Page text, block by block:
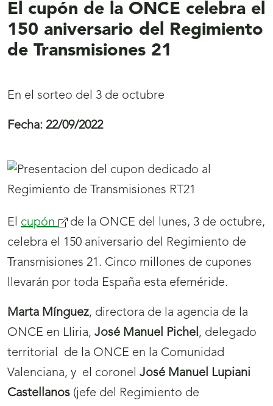
El cupón de la ONCE celebra el
150 aniversario del Regimiento
de Transmisiones 21
En el sorteo del 3 de octubre
Fecha: 22/09/2022
El cupón (se
abrirá
nueva
ventana)
de la ONCE del lunes, 3 de octubre,
celebra el 150 aniversario del Regimiento de
Transmisiones 21. Cinco millones de cupones
llevarán por toda España esta efeméride.
Marta Mínguez, directora de la agencia de la
ONCE en Lliria, José Manuel Pichel, delegado
territorial de la ONCE en la Comunidad
Valenciana, y el coronel José Manuel Lupiani
Castellanos (jefe del Regimiento de